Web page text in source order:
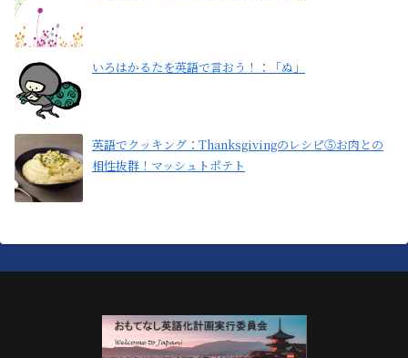
いろはかるたを英語で言おう！：「ぬ」
英語でクッキング：Thanksgivingのレシピ⑤お肉との
相性抜群！マッシュトポテト